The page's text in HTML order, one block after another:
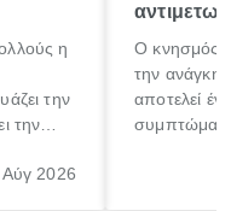
η
την
την
2026
Ο κνησμός
την ανάγκη
αποτελεί